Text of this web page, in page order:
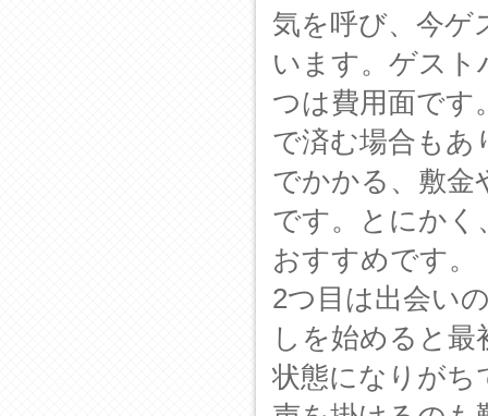
気を呼び、今ゲ
います。ゲス
つは費用面です
で済む場合もあ
でかかる、敷金
です。とにかく
おすすめです。
2つ目は出会い
しを始めると
状態になりがち